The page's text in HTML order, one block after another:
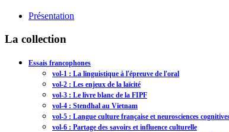
Présentation
La collection
Essais francophones
vol-1 : La linguistique à l'épreuve de l'oral
vol-2 : Les enjeux de la laïcité
vol-3 : Le livre blanc de la FIPF
vol-4 : Stendhal au Vietnam
vol-5 : Langue culture française et neurosciences
vol-6 : Partage des savoirs et influence culturelle